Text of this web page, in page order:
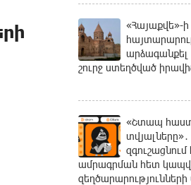
«Հայաքվե»-ի
արձագանքել
շուրջ ստեղծված
«Շտապ
տվյալները»․
զգուշացնում
ամրագրման հետ